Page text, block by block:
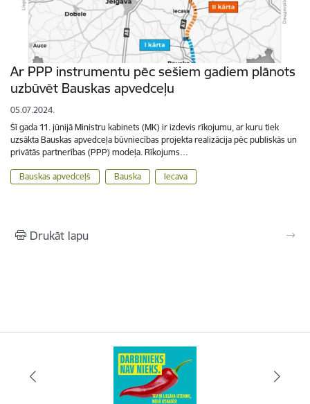
Ar PPP instrumentu pēc sešiem gadiem plānots
uzbūvēt Bauskas apvedceļu
05.07.2024.
Šī gada 11. jūnijā Ministru kabinets (MK) ir izdevis rīkojumu, ar kuru tiek
uzsākta Bauskas apvedceļa būvniecības projekta realizācija pēc publiskās un
privātās partnerības (PPP) modeļa. Rīkojums…
Bauskas apvedceļš Bauska Iecava
Drukāt lapu